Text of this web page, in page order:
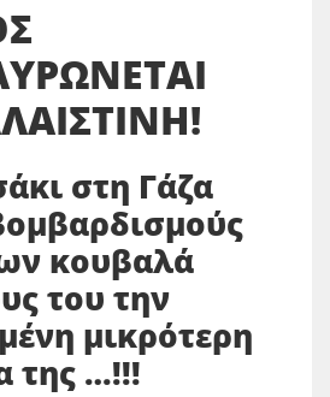
στη Γάζα
κουβαλά
του την
μικρότερη
της …!!!